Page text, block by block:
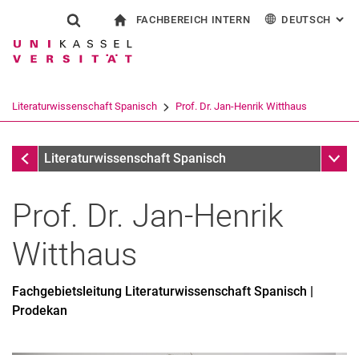
Springe direkt zu: Inhalt
Springe direkt zu: Suche
Springe direkt zu:
Suchformular
Suchbegriff
Suchen (öffnet externen Link in einem
FACHBEREICH INTERN DEUTSCH :
Literaturwissenschaft Spanisch Prof. Dr. Jan-Henrik Witthaus
Fachgebiete
Literaturwissenschaft Spanisch
Forschungsinteressen
Werdegang
Prof. Dr. Jan-Henrik
Witthaus
Fachgebietsleitung Literaturwissenschaft Spanisch |
Prodekan